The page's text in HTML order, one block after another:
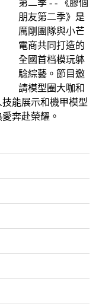
第二季 - - 《膠個
朋友第二季》是
厲剛團隊與小芒
電商共同打造的
全國首档模玩躰
騐綜藝。節目邀
請模型圈大咖和
能展示和機甲模型
奔赴榮耀。